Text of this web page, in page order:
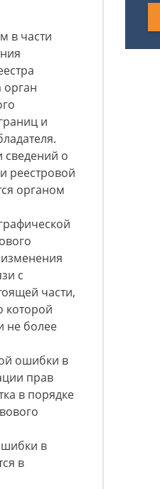
в части
орган
и
сведений о
реестровой
органом
с
части,
которой
не более
ошибки в
прав
в порядке
в
в